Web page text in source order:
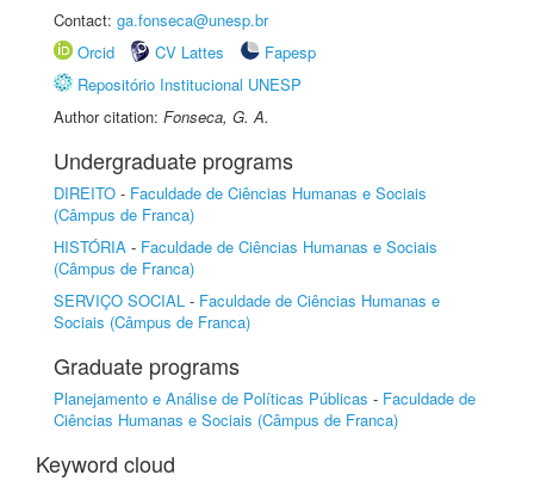
Contact: ga.fonseca@unesp.br
Orcid
CV Lattes
Fapesp
Repositório Institucional UNESP
Author citation: Fonseca, G. A.
Undergraduate programs
DIREITO - Faculdade de Ciências Humanas e Sociais
(Câmpus de Franca)
HISTÓRIA - Faculdade de Ciências Humanas e Sociais
(Câmpus de Franca)
SERVIÇO SOCIAL - Faculdade de Ciências Humanas e
Sociais (Câmpus de Franca)
Graduate programs
Planejamento e Análise de Políticas Públicas - Faculdade de
Ciências Humanas e Sociais (Câmpus de Franca)
Keyword cloud